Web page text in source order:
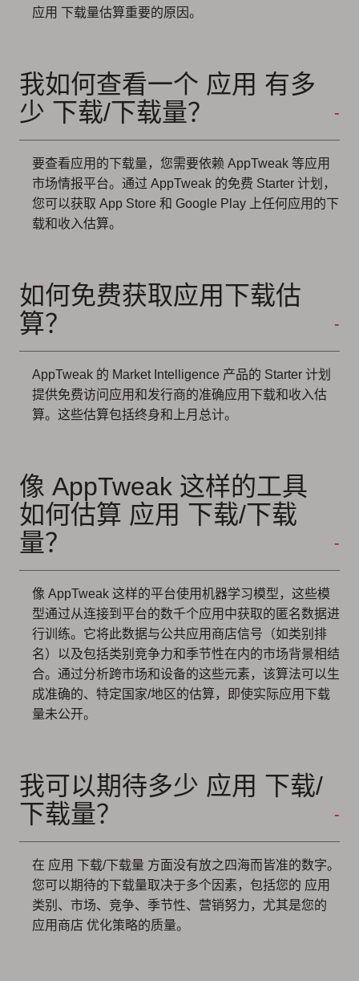
应用 下载量估算重要的原因。
我如何查看一个 应用 有多
少 下载/下载量？
要查看应用的下载量，您需要依赖 AppTweak 等应用
市场情报平台。通过 AppTweak 的免费 Starter 计划，
您可以获取 App Store 和 Google Play 上任何应用的下
载和收入估算。
如何免费获取应用下载估
算？
AppTweak 的 Market Intelligence 产品的 Starter 计划
提供免费访问应用和发行商的准确应用下载和收入估
算。这些估算包括终身和上月总计。
像 AppTweak 这样的工具
如何估算 应用 下载/下载
量？
像 AppTweak 这样的平台使用机器学习模型，这些模
型通过从连接到平台的数千个应用中获取的匿名数据进
行训练。它将此数据与公共应用商店信号（如类别排
名）以及包括类别竞争力和季节性在内的市场背景相结
合。通过分析跨市场和设备的这些元素，该算法可以生
成准确的、特定国家/地区的估算，即使实际应用下载
量未公开。
我可以期待多少 应用 下载/
下载量？
在 应用 下载/下载量 方面没有放之四海而皆准的数字。
您可以期待的下载量取决于多个因素，包括您的 应用
类别、市场、竞争、季节性、营销努力，尤其是您的
应用商店 优化策略的质量。